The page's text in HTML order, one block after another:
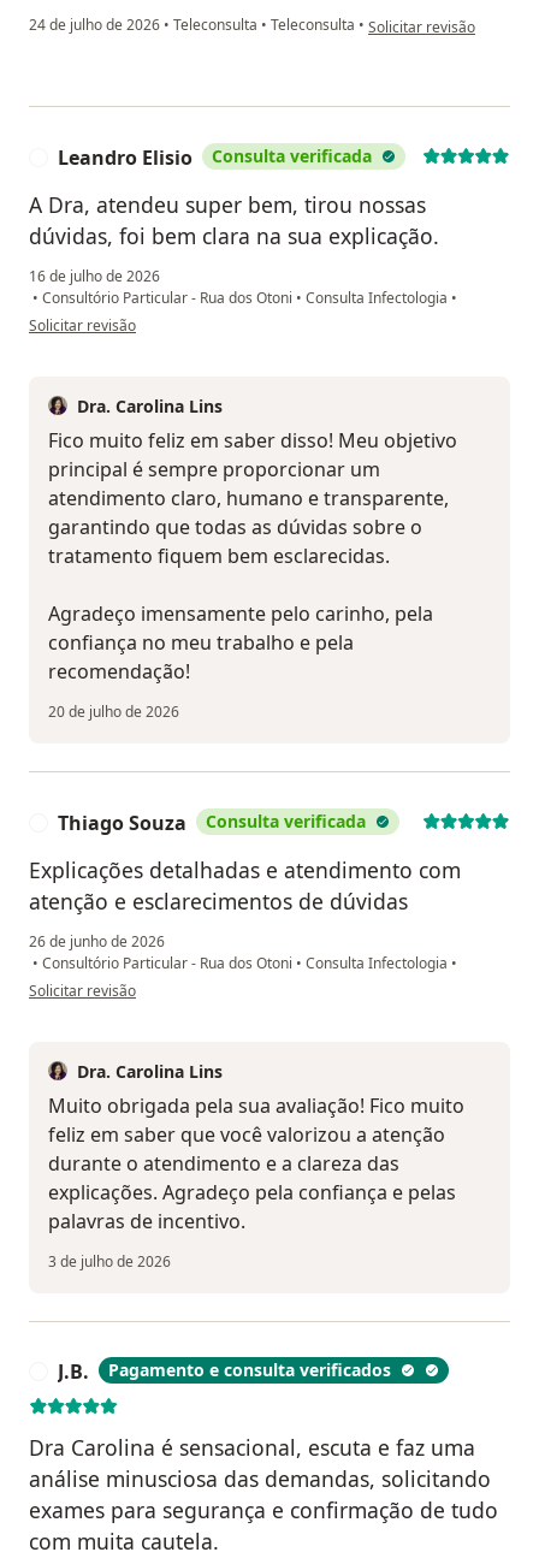
24 de julho de 2026 • Teleconsulta • Teleconsulta • na opinião do utilizador
Solicitar revisão
Leandro Elisio Consulta verificada
A Dra, atendeu super bem, tirou nossas
dúvidas, foi bem clara na sua explicação.
16 de julho de 2026
• Consultório Particular - Rua dos Otoni • Consulta Infectologia •
na opinião do utilizador Leandro Elisio
Solicitar revisão
Dra. Carolina Lins
Fico muito feliz em saber disso! Meu objetivo
principal é sempre proporcionar um
atendimento claro, humano e transparente,
garantindo que todas as dúvidas sobre o
tratamento fiquem bem esclarecidas.
Agradeço imensamente pelo carinho, pela
confiança no meu trabalho e pela
recomendação!
20 de julho de 2026
Thiago Souza Consulta verificada
Explicações detalhadas e atendimento com
atenção e esclarecimentos de dúvidas
26 de junho de 2026
• Consultório Particular - Rua dos Otoni • Consulta Infectologia •
na opinião do utilizador Thiago Souza
Solicitar revisão
Dra. Carolina Lins
Muito obrigada pela sua avaliação! Fico muito
feliz em saber que você valorizou a atenção
durante o atendimento e a clareza das
explicações. Agradeço pela confiança e pelas
palavras de incentivo.
3 de julho de 2026
J.B. Pagamento e consulta verificados
Dra Carolina é sensacional, escuta e faz uma
análise minusciosa das demandas, solicitando
exames para segurança e confirmação de tudo
com muita cautela.